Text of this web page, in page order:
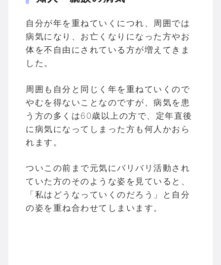
自分が年を重ねていくにつれ、周囲では
病気になり、お亡くなりになった方やお
体を不自由にされている方が増えてきま
した。
周囲も自分と同じく年を重ねていくので
やむを得ないことなのですが、病気を患
う方の多くは60歳以上の方で、定年直後
に病気になってしまった方も何人かおら
れます。
ついこの前まで元気にバリバリ活動され
ていた方のそのような姿を見ていると、
「私はどうなっていくのだろう」と自分
の姿を重ね合わせてしまいます。